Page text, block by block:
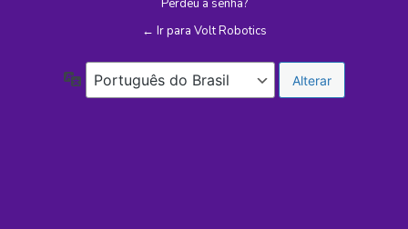
Perdeu a senha?
← Ir para Volt Robotics
Idioma